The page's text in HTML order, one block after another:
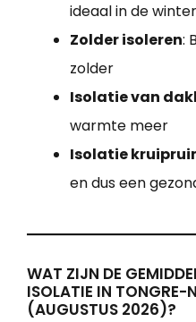
ideaal in de winter
Zolder isoleren:
zolder
Isolatie van
warmte meer
Isolatie
en dus een
WAT ZIJN DE
ISOLATIE IN TONGRE-
(AUGUSTUS 2026)?